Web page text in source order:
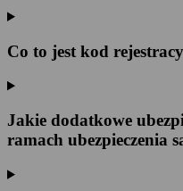
Co to jest kod
Jakie dodatkowe
ramach ubezpieczenia